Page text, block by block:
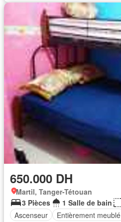
650.000 DH
Martil, Tanger-Tétouan
3 Pièces
1 Salle de bain
Ascenseur
Entièrement meublé